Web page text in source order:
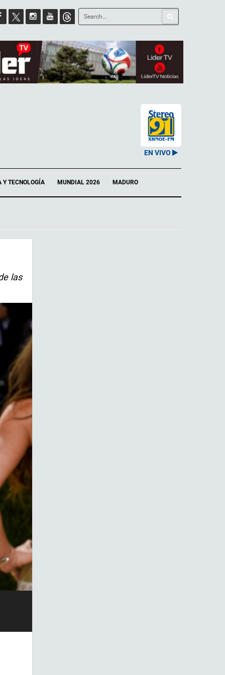
EN VIVO
Y TECNOLOGÍA MUNDIAL 2026 MADURO
las